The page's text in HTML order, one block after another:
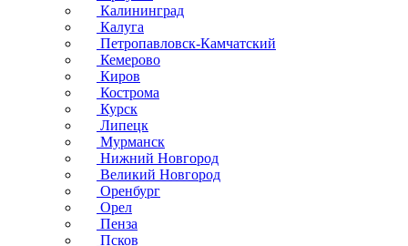
Калининград
Калуга
Петропавловск-Камчатский
Кемерово
Киров
Кострома
Курск
Липецк
Мурманск
Нижний Новгород
Великий Новгород
Оренбург
Орел
Пенза
Псков